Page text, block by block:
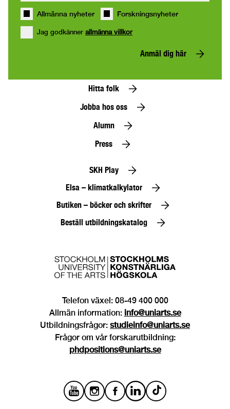
Allmänna nyheter Forskningsnyheter
Jag godkänner allmänna villkor
Anmäl dig här
Hitta folk
Jobba hos oss
Alumn
Press
SKH Play
Elsa – klimatkalkylator
Butiken – böcker och skrifter
Beställ utbildningskatalog
Telefon växel: 08-49 400 000
Allmän information: info@uniarts.se
Utbildningsfrågor: studieinfo@uniarts.se
Frågor om vår forskarutbildning:
phdpositions@uniarts.se